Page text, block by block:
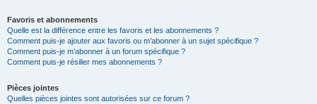
Favoris et abonnements
Quelle est la différence entre les favoris et les abonnements ?
Comment puis-je ajouter aux favoris ou m’abonner à un sujet spécifique ?
Comment puis-je m’abonner à un forum spécifique ?
Comment puis-je résilier mes abonnements ?
Pièces jointes
Quelles pièces jointes sont autorisées sur ce forum ?